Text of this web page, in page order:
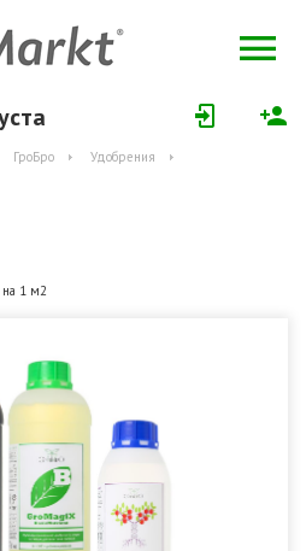
ГроБро
Удобрения
1 м2